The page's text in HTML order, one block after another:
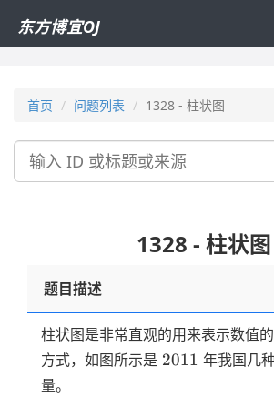
东方博宜OJ
首页 问题列表 1328 - 柱状图
搜
1328 - 柱状图
题目描述
柱状图是非常直观的用来表示数值
方式，如图所示是 2011
2011 年我国几
量。